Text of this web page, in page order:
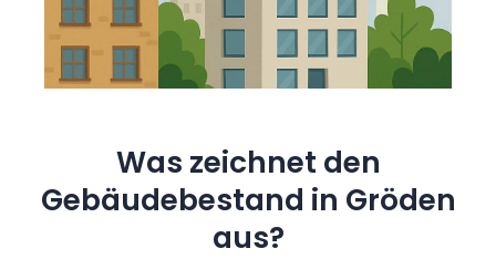
Was zeichnet den
Gebäudebestand in Gröden
aus?